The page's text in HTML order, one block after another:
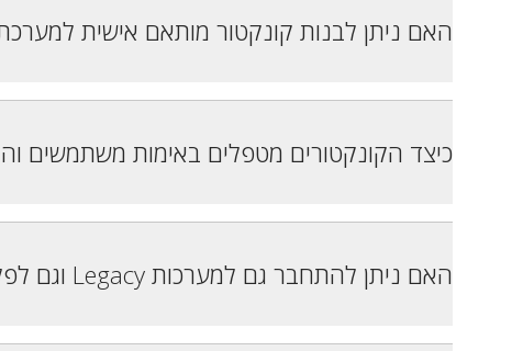
האם ניתן לבנות קונקטור מותאם אישית
כיצד הקונקטורים מטפלים באימות משתמשים
האם ניתן להתחבר גם למערכות Legacy וגם לפלטפורמות ענן מודרניות?